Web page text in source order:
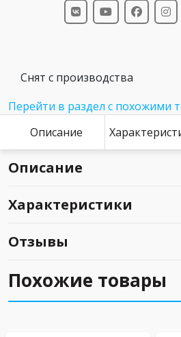
Снят с производства
Перейти в раздел с похожими
Описание
Описание
Характеристики
Отзывы
Похожие товары